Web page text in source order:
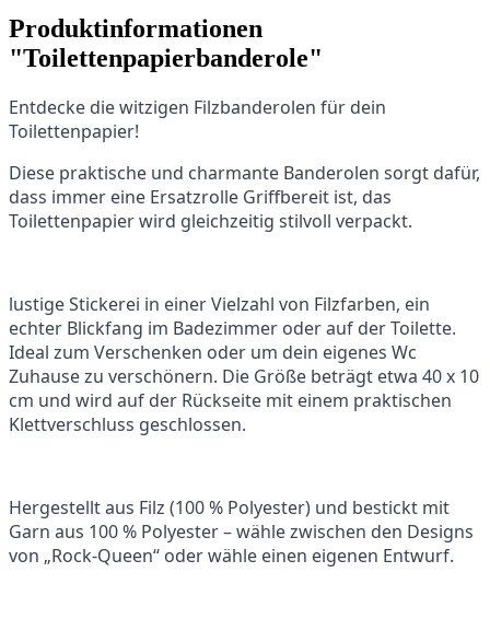
Produktinformationen
"Toilettenpapierbanderole"
Entdecke die witzigen Filzbanderolen für dein
Toilettenpapier!
Diese praktische und charmante Banderolen sorgt dafür,
dass immer eine Ersatzrolle Griffbereit ist, das
Toilettenpapier wird gleichzeitig stilvoll verpackt.
lustige Stickerei in einer Vielzahl von Filzfarben, ein
echter Blickfang im Badezimmer oder auf der Toilette.
Ideal zum Verschenken oder um dein eigenes Wc
Zuhause zu verschönern. Die Größe beträgt etwa 40 x 10
cm und wird auf der Rückseite mit einem praktischen
Klettverschluss geschlossen.
Hergestellt aus Filz (100 % Polyester) und bestickt mit
Garn aus 100 % Polyester – wähle zwischen den Designs
von „Rock-Queen“ oder wähle einen eigenen Entwurf.